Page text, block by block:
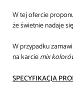
W tej ofercie
że świetnie nadaje
W przypadku
na karciemix
SPECYFIKACJA